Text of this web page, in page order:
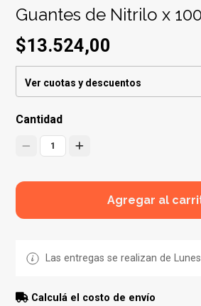
Guantes de Nitrilo x
$13.524,00
Ver cuotas y descuentos
Cantidad
1
Agregar al
Las entregas se realizan de
Calculá el costo de envío